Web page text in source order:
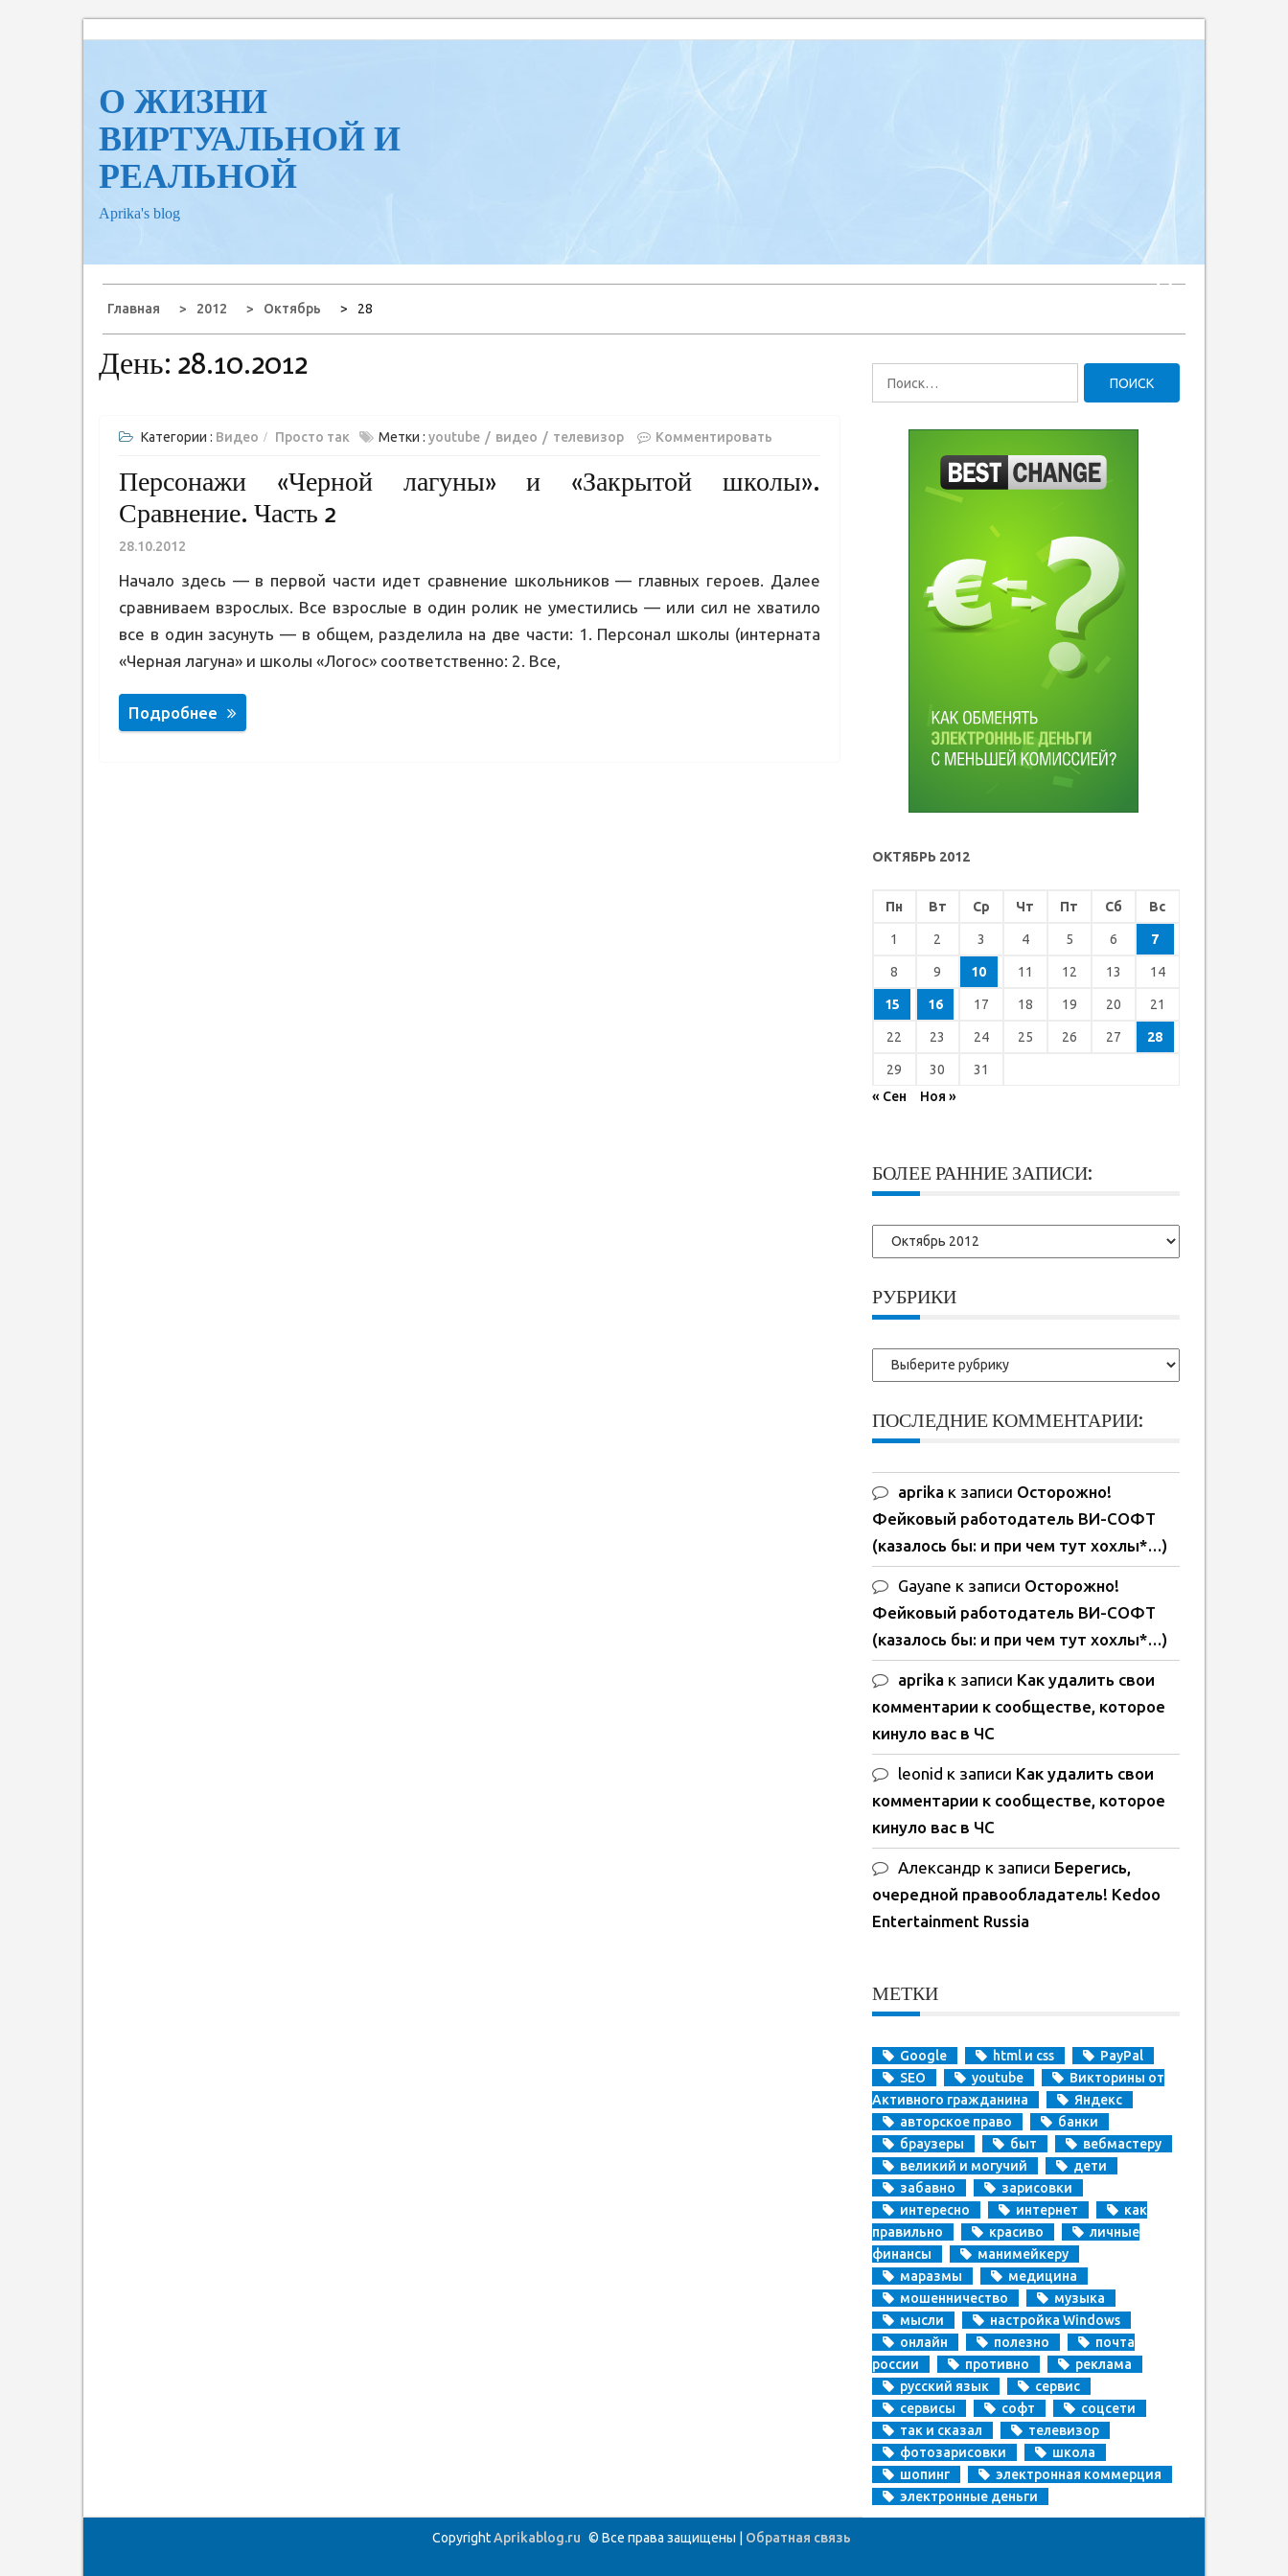
О ЖИЗНИ
ВИРТУАЛЬНОЙ И
РЕАЛЬНОЙ
Aprika's blog
Главная 2012 Октябрь 28
День: 28.10.2012
Категории : Видео Просто так Метки : youtube видео телевизор Комментировать
Персонажи «Черной лагуны» и «Закрытой школы».
Сравнение. Часть 2
28.10.2012
Начало здесь — в первой части идет сравнение школьников — главных героев. Далее
сравниваем взрослых. Все взрослые в один ролик не уместились — или сил не хватило
все в один засунуть — в общем, разделила на две части: 1. Персонал школы (интерната
«Черная лагуна» и школы «Логос» соответственно: 2. Все,
Подробнее
ОКТЯБРЬ 2012
Пн Вт Ср Чт Пт Сб Вс
1 2 3 4 5 6 7
8 9 10 11 12 13 14
15 16 17 18 19 20 21
22 23 24 25 26 27 28
29 30
31
« Сен
Ноя »
БОЛЕЕ РАННИЕ ЗАПИСИ:
Более
ранние
РУБРИКИ
Рубрики
ПОСЛЕДНИЕ КОММЕНТАРИИ:
aprikaк записи Осторожно!
Фейковый работодатель ВИ-СОФТ
(казалось бы: и при чем тут хохлы*…)
Gayane к записи Осторожно!
Фейковый работодатель ВИ-СОФТ
(казалось бы: и при чем тут хохлы*…)
aprikaк записи Как удалить свои
комментарии к сообществе, которое
кинуло вас в ЧС
leonid к записи Как удалить свои
комментарии к сообществе, которое
кинуло вас в ЧС
Александр к записи Берегись,
очередной правообладатель! Kedoo
Entertainment Russia
МЕТКИ
Google html и css
PayPal
SEO
youtube
Викторины от
Активного гражданина
Яндекс
авторское право
банки
браузеры
быт
вебмастеру
великий и могучий
дети
забавно
зарисовки
интересно
интернет
как
правильно
красиво
личные
финансы
манимейкеру
маразмы
медицина
мошенничество
музыка
мысли
настройка Windows
онлайн
полезно
почта
россии
противно
реклама
русский язык
сервис
сервисы
софт
соцсети
так и сказал
телевизор
фотозарисовки
школа
шопинг
электронная коммерция
электронные деньги
CopyrightAprikablog.ru © Все права защищены | Обратная связь